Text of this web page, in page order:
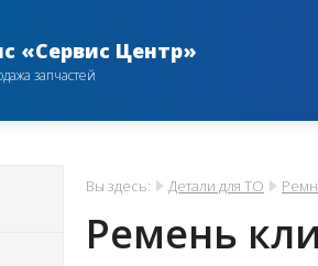
«Сервис Центр»
запчастей
Вы здесь: Детали для ТО
Ремень